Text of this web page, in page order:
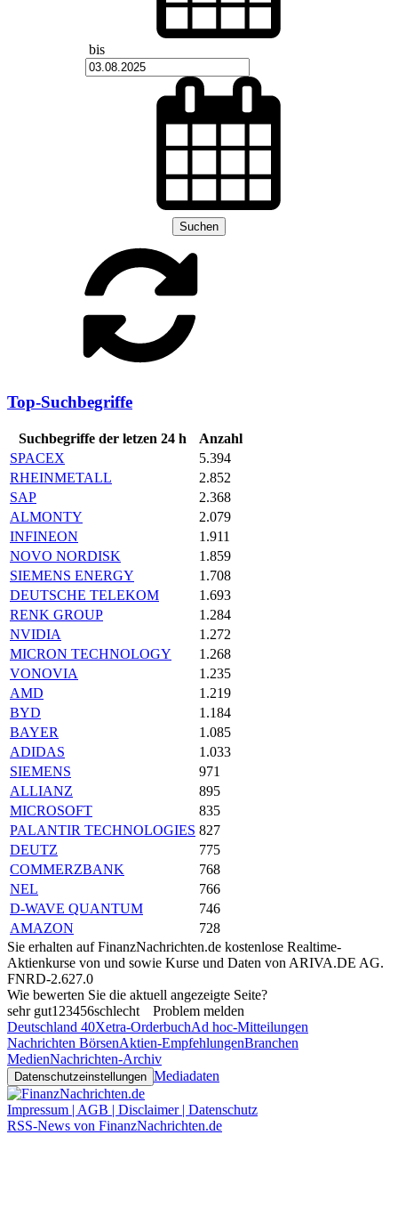
bis
Suchen
Top-Suchbegriffe
Suchbegriffe der letzen 24 h
Anzahl
SPACEX
5.394
RHEINMETALL
2.852
SAP
2.368
ALMONTY
2.079
INFINEON
1.911
NOVO NORDISK
1.859
SIEMENS ENERGY
1.708
DEUTSCHE TELEKOM
1.693
RENK GROUP
1.284
NVIDIA
1.272
MICRON TECHNOLOGY
1.268
VONOVIA
1.235
AMD
1.219
BYD
1.184
BAYER
1.085
ADIDAS
1.033
SIEMENS
971
ALLIANZ
895
MICROSOFT
835
PALANTIR TECHNOLOGIES 827
DEUTZ
775
COMMERZBANK
768
NEL
766
D-WAVE QUANTUM
746
AMAZON
728
Sie erhalten auf FinanzNachrichten.de kostenlose Realtime-
Aktienkurse von und sowie Kurse und Daten von ARIVA.DE AG.
FNRD-2.627.0
Wie bewerten Sie die aktuell angezeigte Seite?
sehr gut1 23456schlecht
Problem melden
Deutschland 40Xetra-OrderbuchAd hoc-Mitteilungen
Nachrichten BörsenAktien-EmpfehlungenBranchen
MedienNachrichten-Archiv
Datenschutzeinstellungen Mediadaten
Impressum | AGB | Disclaimer | Datenschutz
RSS-News von FinanzNachrichten.de